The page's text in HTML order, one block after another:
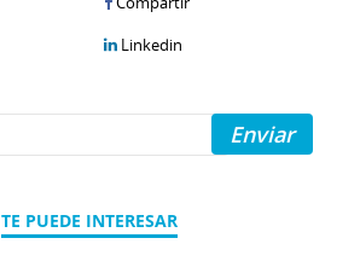
Linkedin
Enviar
TE PUEDE INTERESAR